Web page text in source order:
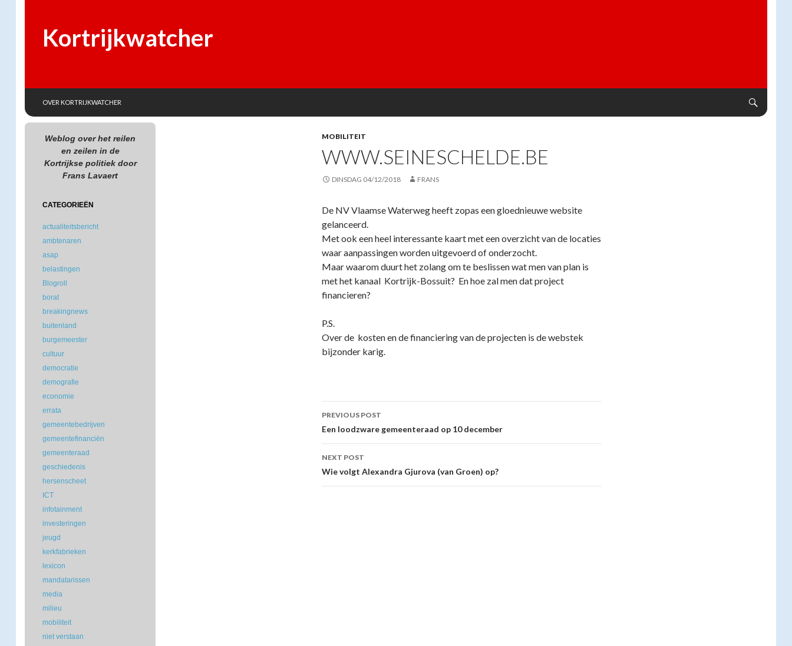
Kortrijkwatcher
OVER KORTRIJKWATCHER
MOBILITEIT
WWW.SEINESCHELDE.BE
DINSDAG 04/12/2018 FRANS
De NV Vlaamse Waterweg heeft zopas een gloednieuwe website
gelanceerd.
Met ook een heel interessante kaart met een overzicht van de locaties
waar aanpassingen worden uitgevoerd of onderzocht.
Maar waarom duurt het zolang om te beslissen wat men van plan is
met het kanaal Kortrijk-Bossuit? En hoe zal men dat project
financieren?
P.S.
Over de kosten en de financiering van de projecten is de webstek
bijzonder karig.
Post
navigation
PREVIOUS POST
Een loodzware gemeenteraad op 10 december
NEXT POST
Wie volgt Alexandra Gjurova (van Groen) op?
Weblog over het reilen
en zeilen in de
Kortrijkse politiek door
Frans Lavaert
CATEGORIEËN
actualiteitsbericht
ambtenaren
asap
belastingen
Blogroll
borat
breakingnews
buitenland
burgemeester
cultuur
democratie
demografie
economie
errata
gemeentebedrijven
gemeentefinanciën
gemeenteraad
geschiedenis
hersenscheet
ICT
infotainment
investeringen
jeugd
kerkfabrieken
lexicon
mandatarissen
media
milieu
mobiliteit
niet verstaan